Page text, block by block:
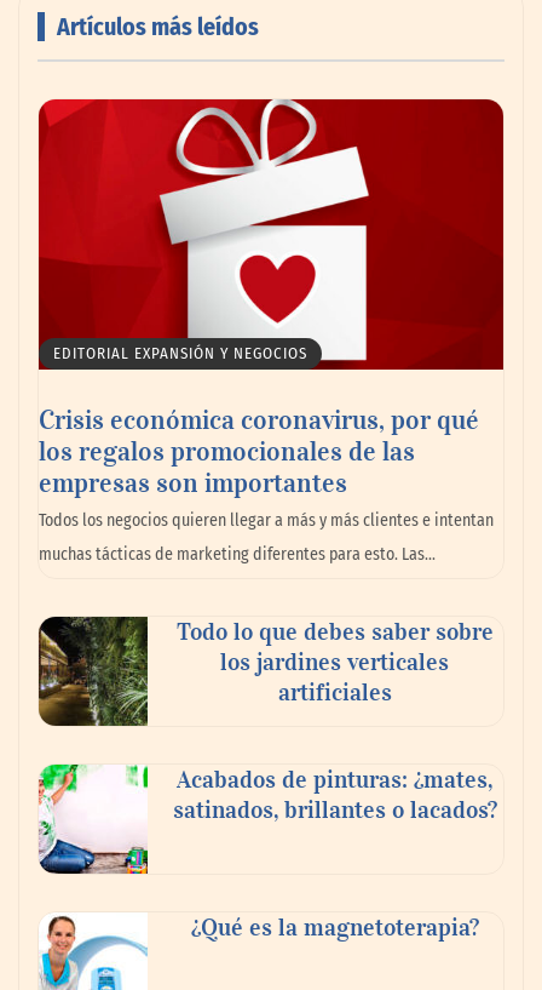
impulsando la colaboración en el sector
La omnicanalidad redefine la forma de
planear viajes en México
buscan proyectar talento mexicano y
fortalecer el turismo médico
Artículos más leídos
EDITORIAL EXPANSIÓN Y NEGOCIOS
Crisis económica coronavirus, por qué
los regalos promocionales de las
empresas son importantes
Todos los negocios quieren llegar a más y más clientes e intentan
muchas tácticas de marketing diferentes para esto. Las…
Todo lo que debes saber sobre
los jardines verticales
artificiales
Acabados de pinturas: ¿mates,
satinados, brillantes o lacados?
¿Qué es la magnetoterapia?